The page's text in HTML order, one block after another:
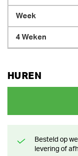
HUREN
Besteld op weekdagen voor 13 uur? Klaar voor
levering of